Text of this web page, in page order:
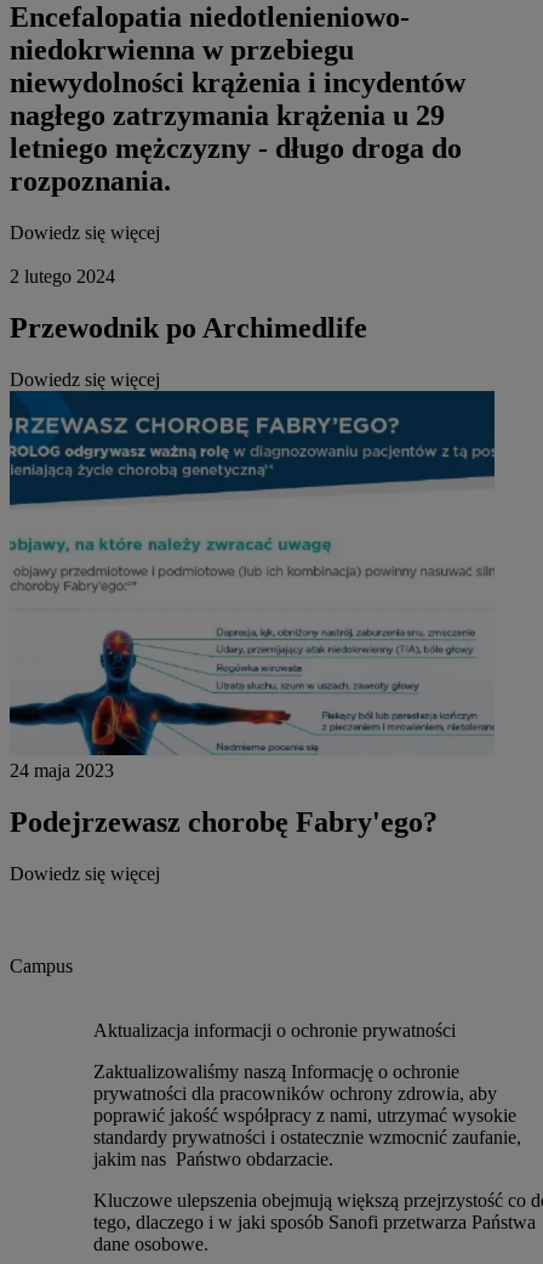
Encefalopatia niedotlenieniowo-
niedokrwienna w przebiegu
niewydolności krążenia i incydentów
nagłego zatrzymania krążenia u 29
letniego mężczyzny - długo droga do
rozpoznania.
Dowiedz się więcej
2 lutego 2024
Przewodnik po Archimedlife
Dowiedz się więcej
24 maja 2023
Podejrzewasz chorobę Fabry'ego?
Dowiedz się więcej
Campus
Aktualizacja informacji o ochronie prywatności
Zaktualizowaliśmy naszą Informację o ochronie
prywatności dla pracowników ochrony zdrowia, aby
poprawić jakość współpracy z nami, utrzymać wysokie
standardy prywatności i ostatecznie wzmocnić zaufanie,
jakim nas Państwo obdarzacie.
Kluczowe ulepszenia obejmują większą przejrzystość co
tego, dlaczego i w jaki sposób Sanofi przetwarza Państwa
dane osobowe.